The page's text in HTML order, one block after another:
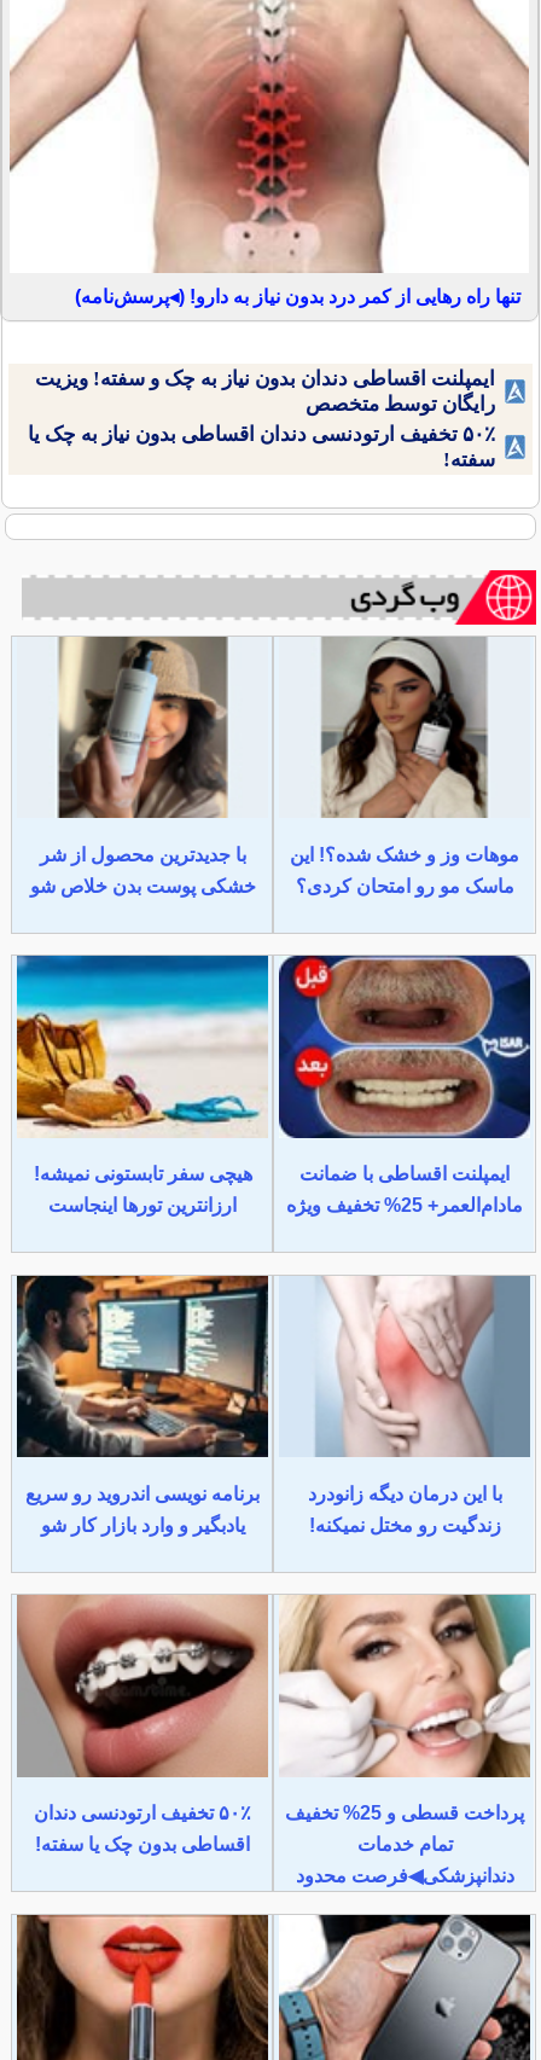
تنها راه رهایی از کمر درد بدون نیاز به دارو! (◂پرسش‌نامه)
ایمپلنت اقساطی دندان بدون نیاز به چک و سفته! ویزیت
رایگان توسط متخصص
۵۰٪ تخفیف ارتودنسی دندان اقساطی بدون نیاز به چک یا
سفته!
موهات وز و خشک شده؟! این
ماسک مو رو امتحان کردی؟
با جدیدترین محصول از شر
خشکی پوست بدن خلاص شو
ایمپلنت اقساطی با ضمانت
مادام‌العمر+ 25% تخفیف ویژه
هیچی سفر تابستونی نمیشه!
ارزانترین تورها اینجاست
با این درمان دیگه زانودرد
زندگیت رو مختل نمیکنه!
برنامه نویسی اندروید رو سریع
یادبگیر و وارد بازار کار شو
پرداخت قسطی و 25% تخفیف
تمام خدمات
دندانپزشکی◀فرصت محدود
۵۰٪ تخفیف ارتودنسی دندان
اقساطی بدون چک یا سفته!